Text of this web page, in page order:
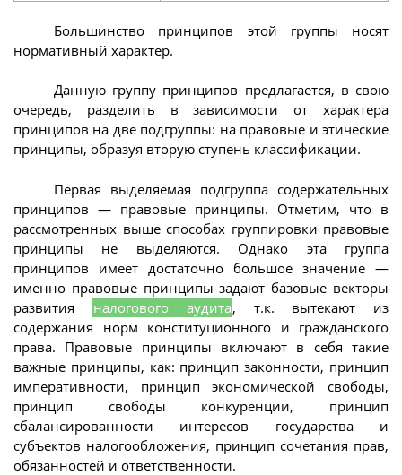
Большинство принципов этой группы носят
нормативный характер.
Данную группу принципов предлагается, в свою
очередь, разделить в зависимости от характера
принципов на две подгруппы: на правовые и этические
принципы, образуя вторую ступень классификации.
Первая выделяемая подгруппа содержательных
принципов — правовые принципы. Отметим, что в
рассмотренных выше способах группировки правовые
принципы не выделяются. Однако эта группа
принципов имеет достаточно большое значение —
именно правовые принципы задают базовые векторы
развития
налогового аудита, т.к. вытекают из
содержания норм конституционного и гражданского
права. Правовые принципы включают в себя такие
важные принципы, как: принцип законности, принцип
императивности, принцип экономической свободы,
принцип свободы конкуренции, принцип
сбалансированности интересов государства и
субъектов налогообложения, принцип сочетания прав,
обязанностей и ответственности.